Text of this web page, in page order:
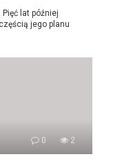
lat później
jego planu
0 2